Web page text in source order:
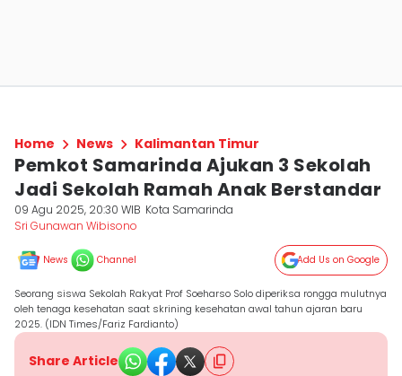
Home News Kalimantan Timur
Pemkot Samarinda Ajukan 3 Sekolah
Jadi Sekolah Ramah Anak Berstandar
09 Agu 2025, 20:30 WIB Kota Samarinda
Sri Gunawan Wibisono
News Channel Add Us on Google
Seorang siswa Sekolah Rakyat Prof Soeharso Solo diperiksa rongga mulutnya
oleh tenaga kesehatan saat skrining kesehatan awal tahun ajaran baru
2025. (IDN Times/Fariz Fardianto)
Share Article